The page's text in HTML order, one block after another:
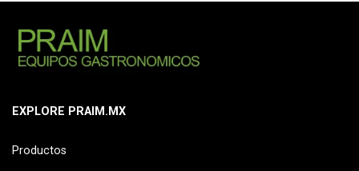
EXPLORE PRAIM.MX
Productos